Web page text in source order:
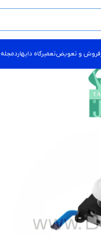
فروش و تعویضتعمیرگاه دایهاردمجله